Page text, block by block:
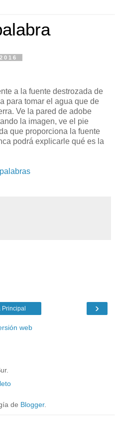
a la fuente destrozada de
para tomar el agua que de
Ve la pared de adobe
la imagen, ve el pie
que proporciona la fuente
podrá explicarle qué es la
›
Principal
web
de Blogger.